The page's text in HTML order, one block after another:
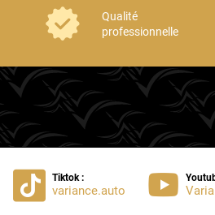
Qualité
professionnelle
Tiktok :
variance.auto